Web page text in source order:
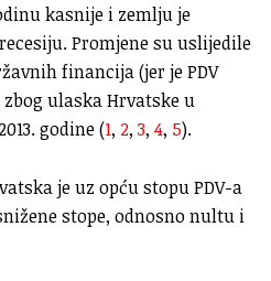
kasnije i zemlju je
Promjene su uslijedile
financija (jer je PDV
ulaska Hrvatske u
godine (1, 2, 3, 4, 5).
je uz opću stopu PDV-a
stope, odnosno nultu i